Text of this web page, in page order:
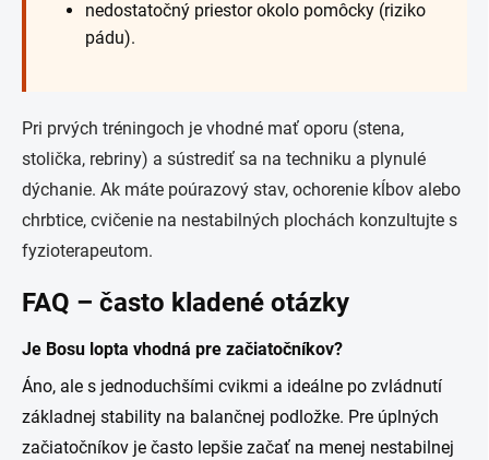
nedostatočný priestor okolo pomôcky (riziko
pádu).
Pri prvých tréningoch je vhodné mať oporu (stena,
stolička, rebriny) a sústrediť sa na techniku a plynulé
dýchanie. Ak máte poúrazový stav, ochorenie kĺbov alebo
chrbtice, cvičenie na nestabilných plochách konzultujte s
fyzioterapeutom.
FAQ – často kladené otázky
Je Bosu lopta vhodná pre začiatočníkov?
Áno, ale s jednoduchšími cvikmi a ideálne po zvládnutí
základnej stability na balančnej podložke. Pre úplných
začiatočníkov je často lepšie začať na menej nestabilnej